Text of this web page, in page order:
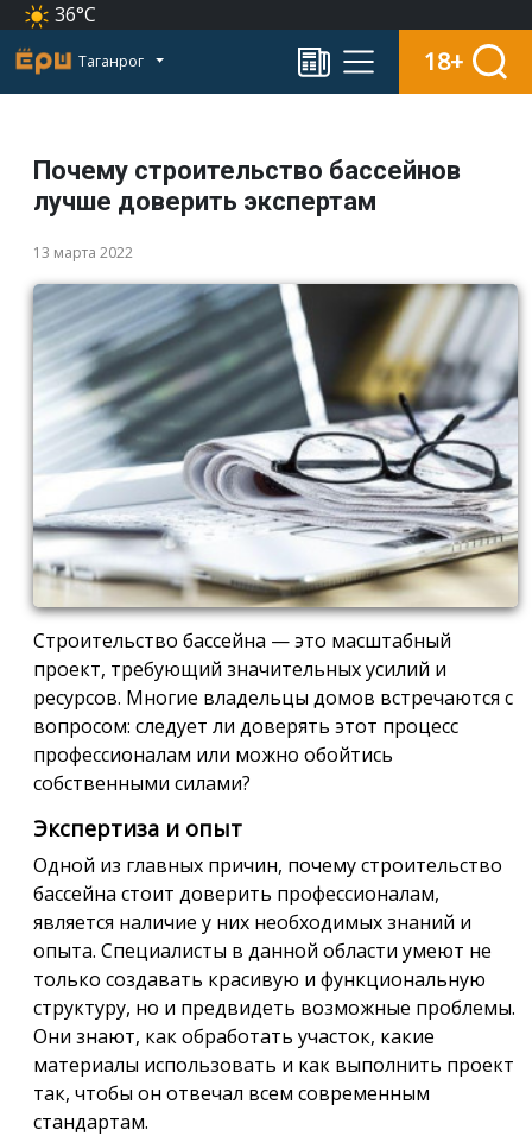
36°C
Таганрог 18+
Почему строительство бассейнов
лучше доверить экспертам
13 марта 2022
Строительство бассейна — это масштабный
проект, требующий значительных усилий и
ресурсов. Многие владельцы домов встречаются с
вопросом: следует ли доверять этот процесс
профессионалам или можно обойтись
собственными силами?
Экспертиза и опыт
Одной из главных причин, почему строительство
бассейна стоит доверить профессионалам,
является наличие у них необходимых знаний и
опыта. Специалисты в данной области умеют не
только создавать красивую и функциональную
структуру, но и предвидеть возможные проблемы.
Они знают, как обработать участок, какие
материалы использовать и как выполнить проект
так, чтобы он отвечал всем современным
стандартам.